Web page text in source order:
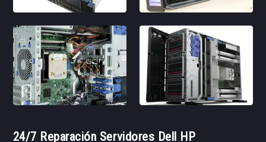
24/7 Reparación Servidores Dell HP